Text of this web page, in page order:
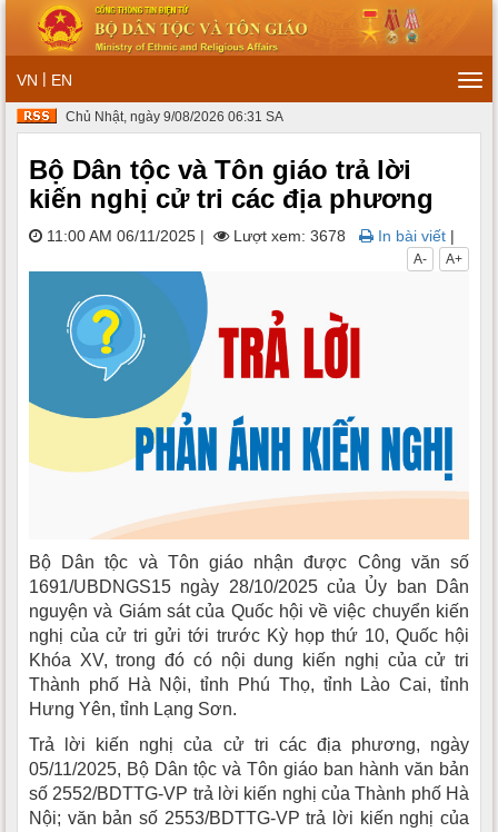
VN | EN
Chủ Nhật, ngày 9/08/2026 06:31 SA
Bộ Dân tộc và Tôn giáo trả lời
kiến nghị cử tri các địa phương
11:00 AM 06/11/2025 | Lượt xem: 3678 In bài viết |
A+
A-
Bộ Dân tộc và Tôn giáo nhận được Công văn số
1691/UBDNGS15 ngày 28/10/2025 của Ủy ban Dân
nguyện và Giám sát của Quốc hội về việc chuyển kiến
nghị của cử tri gửi tới trước Kỳ họp thứ 10, Quốc hội
Khóa XV, trong đó có nội dung kiến nghị của cử tri
Thành phố Hà Nội, tỉnh Phú Thọ, tỉnh Lào Cai, tỉnh
Hưng Yên, tỉnh Lạng Sơn.
Trả lời kiến nghị của cử tri các địa phương, ngày
05/11/2025, Bộ Dân tộc và Tôn giáo ban hành văn bản
số 2552/BDTTG-VP trả lời kiến nghị của Thành phố Hà
Nội; văn bản số 2553/BDTTG-VP trả lời kiến nghị của